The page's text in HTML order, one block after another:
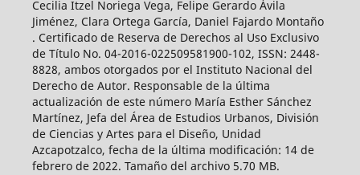
Cecilia Itzel Noriega Vega, Felipe Gerardo Ávila
Jiménez, Clara Ortega García, Daniel Fajardo Montaño
. Certificado de Reserva de Derechos al Uso Exclusivo
de Título No. 04-2016-022509581900-102, ISSN: 2448-
8828, ambos otorgados por el Instituto Nacional del
Derecho de Autor. Responsable de la última
actualización de este número María Esther Sánchez
Martínez, Jefa del Área de Estudios Urbanos, División
de Ciencias y Artes para el Diseño, Unidad
Azcapotzalco, fecha de la última modificación: 14 de
febrero de 2022. Tamaño del archivo 5.70 MB.